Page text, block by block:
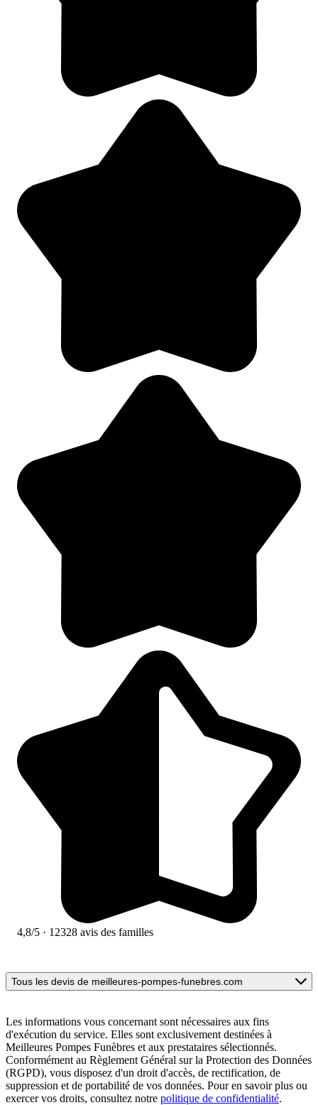
4,8/5 · 12328 avis des familles
Tous les devis de meilleures-pompes-funebres.com
Les informations vous concernant sont nécessaires aux fins
d'exécution du service. Elles sont exclusivement destinées à
Meilleures Pompes Funèbres et aux prestataires sélectionnés.
Conformément au Règlement Général sur la Protection des Données
(RGPD), vous disposez d'un droit d'accès, de rectification, de
suppression et de portabilité de vos données. Pour en savoir plus ou
exercer vos droits, consultez notre politique de confidentialité.